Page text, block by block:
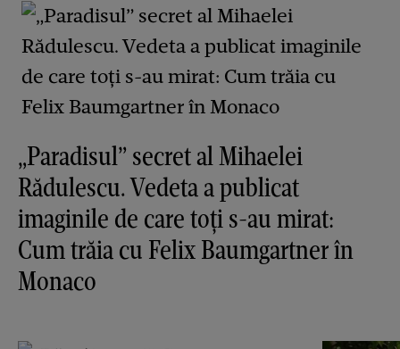
„Paradisul” secret al Mihaelei
Rădulescu. Vedeta a publicat
imaginile de care toți s-au mirat:
Cum trăia cu Felix Baumgartner în
Monaco